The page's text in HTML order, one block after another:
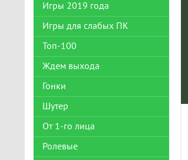
Игры 2019 года
Игры для слабых ПК
Топ-100
Ждем выхода
Гонки
Шутер
От 1-го лица
Ролевые